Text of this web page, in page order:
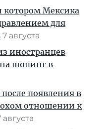
котором Мексика
для
7 августа
иностранцев
на шопинг в
появления в
отношении к
августа